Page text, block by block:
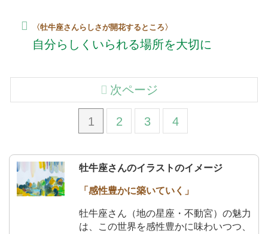
〈牡牛座さんらしさが開花するところ〉
自分らしくいられる場所を大切に
1 2 3 4
次ページ
牡牛座さんのイラストのイメージ
「感性豊かに築いていく」
牡牛座さん（地の星座・不動宮）の魅力
は、この世界を感性豊かに味わいつつ、